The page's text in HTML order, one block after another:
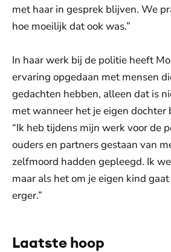
met haar in gesprek blijven. We
hoe moeilijk dat ook was.”
In haar werk bij de politie heeft
ervaring opgedaan met mensen
gedachten hebben, alleen dat is
met wanneer het je eigen dochter
“Ik heb tijdens mijn werk voor de
ouders en partners gestaan van
zelfmoord hadden gepleegd. Ik
maar als het om je eigen kind
erger.”
Laatste hoop